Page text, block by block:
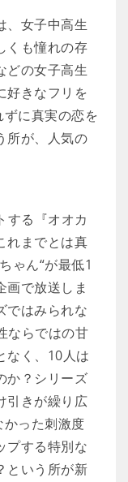
、女子中高生
くも憧れの存
どの女子高生
好きなフリを
ずに真実の恋を
所が、人気の
する『オオカ
れまでとは真
ゃん“が最低1
画で放送しま
ではみられな
ならではの甘
なく、10人は
か？シリーズ
引きが繰り広
かった刺激度
プする特別な
という所が新